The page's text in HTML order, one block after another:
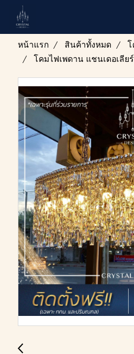
หน้าแรก สินค้าทั้งหมด
โ
โคมไฟเพดาน แชนเดอเลีย